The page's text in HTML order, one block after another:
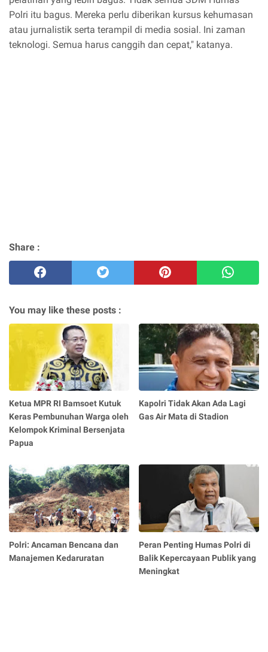
Polri itu bagus. Mereka perlu diberikan kursus kehumasan
atau jurnalistik serta terampil di media sosial. Ini zaman
teknologi. Semua harus canggih dan cepat," katanya.
Share :
You may like these posts :
Ketua MPR RI Bamsoet Kutuk
Keras Pembunuhan Warga oleh
Kelompok Kriminal Bersenjata
Papua
Kapolri Tidak Akan Ada Lagi
Gas Air Mata di Stadion
Polri: Ancaman Bencana dan
Manajemen Kedaruratan
Peran Penting Humas Polri di
Balik Kepercayaan Publik yang
Meningkat